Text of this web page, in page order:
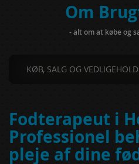
Om
- alt om at købe og
KØB, SALG OG
Fodterapeut i
Professionel
pleje af dine